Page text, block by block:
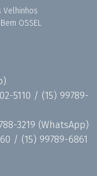
Velhinhos
OSSEL
5110 / (15) 99789-
3219 (WhatsApp)
/ (15) 99789-6861